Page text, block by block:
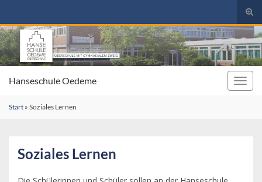
Search for:
Hanseschule Oedeme
Start » Soziales Lernen
Soziales Lernen